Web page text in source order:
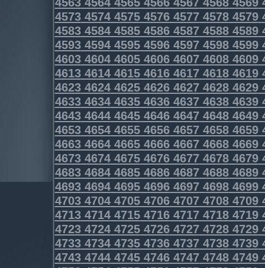
4573457445754576457745784579
4583458445854586458745884589
4593459445954596459745984599
4603460446054606460746084609
4613461446154616461746184619
4623462446254626462746284629
4633463446354636463746384639
4643464446454646464746484649
4653465446554656465746584659
4663466446654666466746684669
4673467446754676467746784679
4683468446854686468746884689
4693469446954696469746984699
4703470447054706470747084709
4713471447154716471747184719
4723472447254726472747284729
4733473447354736473747384739
4743474447454746474747484749